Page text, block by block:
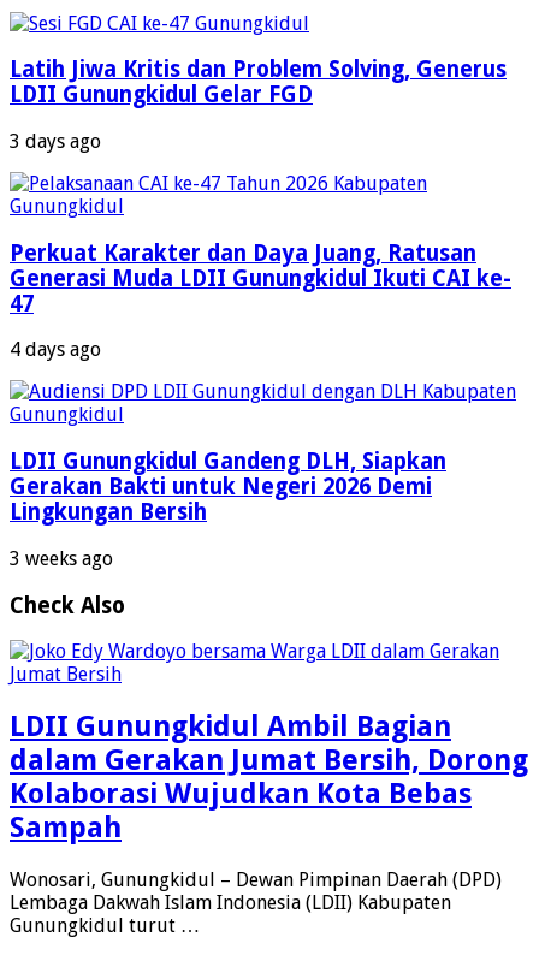
Latih Jiwa Kritis dan Problem Solving, Generus
LDII Gunungkidul Gelar FGD
3 days ago
Perkuat Karakter dan Daya Juang, Ratusan
Generasi Muda LDII Gunungkidul Ikuti CAI ke-
47
4 days ago
LDII Gunungkidul Gandeng DLH, Siapkan
Gerakan Bakti untuk Negeri 2026 Demi
Lingkungan Bersih
3 weeks ago
Check Also
LDII Gunungkidul Ambil Bagian
dalam Gerakan Jumat Bersih, Dorong
Kolaborasi Wujudkan Kota Bebas
Sampah
Wonosari, Gunungkidul – Dewan Pimpinan Daerah (DPD)
Lembaga Dakwah Islam Indonesia (LDII) Kabupaten
Gunungkidul turut …